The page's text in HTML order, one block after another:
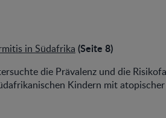
in Südafrika (Seite 8)
die Prävalenz und die
Kindern mit